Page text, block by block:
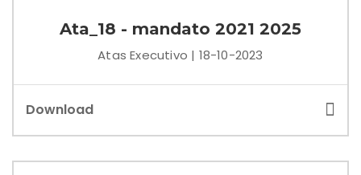
Ata_18 - mandato 2021 2025
Atas Executivo | 18-10-2023
Download